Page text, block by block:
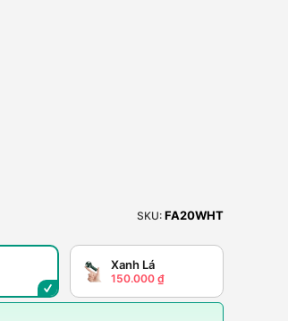
SKU: FA20WHT
Xanh Lá
150.000 ₫